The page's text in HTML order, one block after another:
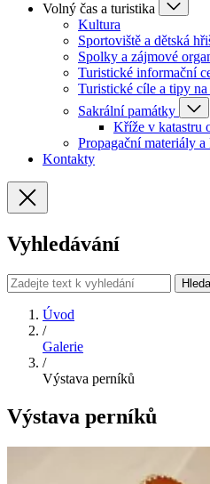
Volný čas a turistika
Kultura
Sportoviště a dětská
Spolky a zájmové
Turistické informační
Turistické cíle a tipy
Sakrální památky
Kříže v katastru
Propagační materiály
Kontakty
Vyhledávání
Úvod
/
Galerie
/
Výstava perníků
Výstava perníků